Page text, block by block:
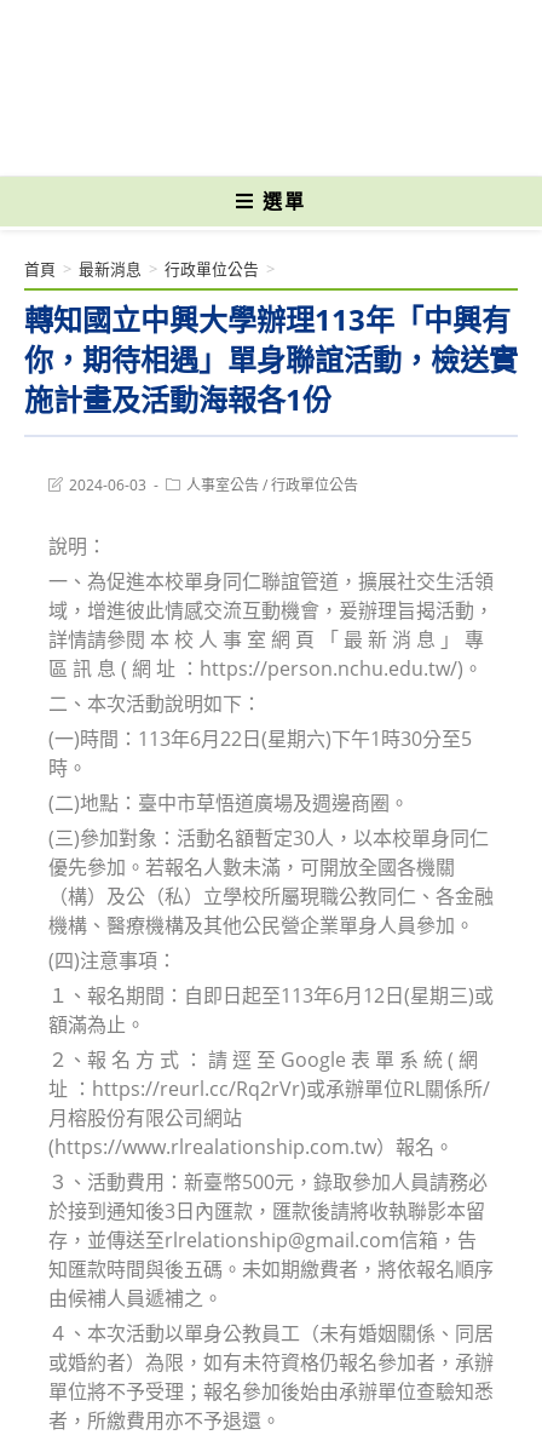
選單
轉知國立中興大學辦理113年「中興有
你，期待相遇」單身聯誼活動，檢送實
施計畫及活動海報各1份
首頁 > 最新消息 > 行政單位公告 >
Post2024-06-03
Post人事室公告/行政單位公告
說明：
一、為促進本校單身同仁聯誼管道，擴展社交生活領
域，增進彼此情感交流互動機會，爰辦理旨揭活動，
詳情請參閱 本 校 人 事 室 網 頁 「 最 新 消 息 」 專
區 訊 息 ( 網 址 ：https://person.nchu.edu.tw/)。
二、本次活動說明如下：
(一)時間：113年6月22日(星期六)下午1時30分至5
時。
(二)地點：臺中市草悟道廣場及週邊商圈。
(三)參加對象：活動名額暫定30人，以本校單身同仁
優先參加。若報名人數未滿，可開放全國各機關
（構）及公（私）立學校所屬現職公教同仁、各金融
機構、醫療機構及其他公民營企業單身人員參加。
(四)注意事項：
１、報名期間：自即日起至113年6月12日(星期三)或
額滿為止。
２、報 名 方 式 ： 請 逕 至 Google 表 單 系 統 ( 網
址 ：https://reurl.cc/Rq2rVr)或承辦單位RL關係所/
月榕股份有限公司網站
(https://www.rlrealationship.com.tw）報名。
３、活動費用：新臺幣500元，錄取參加人員請務必
於接到通知後3日內匯款，匯款後請將收執聯影本留
存，並傳送至rlrelationship@gmail.com信箱，告
知匯款時間與後五碼。未如期繳費者，將依報名順序
由候補人員遞補之。
４、本次活動以單身公教員工（未有婚姻關係、同居
或婚約者）為限，如有未符資格仍報名參加者，承辦
單位將不予受理；報名參加後始由承辦單位查驗知悉
者，所繳費用亦不予退還。